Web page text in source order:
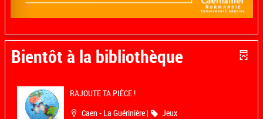
Bientôt à la bibliothèque
RAJOUTE TA PIÈCE !
Localisation
Caen - La Guérinière | Catégorie
Jeux